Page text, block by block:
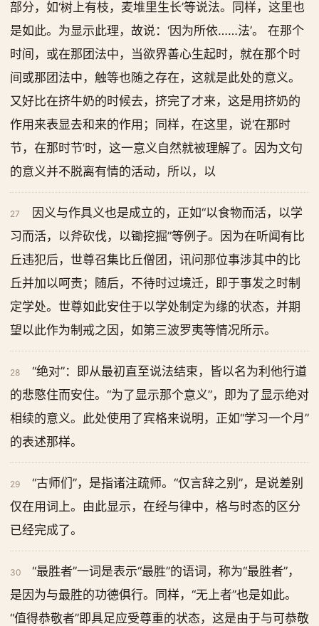
部分，如‘树上有枝，麦堆里生长’等说法。同样，这里也
是如此。为显示此理，故说：‘因为所依……法’。 在那个
时间，或在那团法中，当欲界善心生起时，就在那个时
间或那团法中，触等也随之存在，这就是此处的意义。
又好比在挤牛奶的时候去，挤完了才来，这是用挤奶的
作用来表显去和来的作用；同样，在这里，说‘在那时
节，在那时节’时，这一意义自然就被理解了。因为文句
的意义并不脱离有情的活动，所以，以
27
因义与作具义也是成立的，正如“以食物而活，以学
习而活，以斧砍伐，以锄挖掘”等例子。因为在听闻有比
丘违犯后，世尊召集比丘僧团，讯问那位事涉其中的比
丘并加以呵责；随后，不待时过境迁，即于事发之时制
定学处。世尊如此安住于以学处制定为缘的状态，并期
望以此作为制戒之因，如第三波罗夷等情况所示。
28
“绝对”：即从最初直至说法结束，皆以名为利他行道
的悲愍住而安住。“为了显示那个意义”，即为了显示绝对
相续的意义。此处使用了宾格来说明，正如“学习一个月”
的表述那样。
29
“古师们”，是指诸注疏师。“仅言辞之别”，是说差别
仅在用词上。由此显示，在经与律中，格与时态的区分
已经完成了。
30
“最胜者”一词是表示“最胜”的语词，称为“最胜者”，
是因为与最胜的功德俱行。同样，“无上者”也是如此。
“值得恭敬者”即具足应受尊重的状态，这是由于与可恭敬